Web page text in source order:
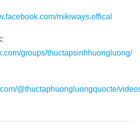
mikiways.offical
groups/thuctapsinhhuongluong/
@thuctaphuongluongquocte/